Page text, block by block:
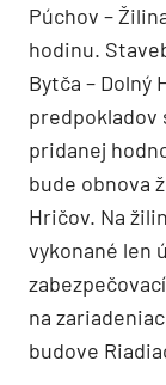
Púchov –
hodinu.
Bytča – Dolný
predpokladov
pridanej
bude obnova
Hričov. Na
vykonané len
na
budove